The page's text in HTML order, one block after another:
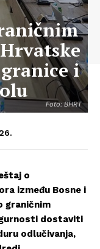
Foto: BHRT
i
o
između Bosne i
graničnim
dostaviti
odlučivanja,